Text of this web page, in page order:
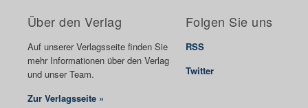
Über den Verlag
Auf unserer Verlagsseite finden Sie
mehr Informationen über den Verlag
und unser Team.
Zur Verlagsseite »
Folgen Sie uns
RSS
Twitter